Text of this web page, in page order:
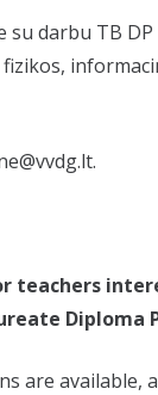
su darbu TB
teachers
Diploma
are available,